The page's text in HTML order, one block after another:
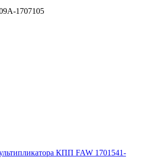
1707105
КПП FAW 1701541-